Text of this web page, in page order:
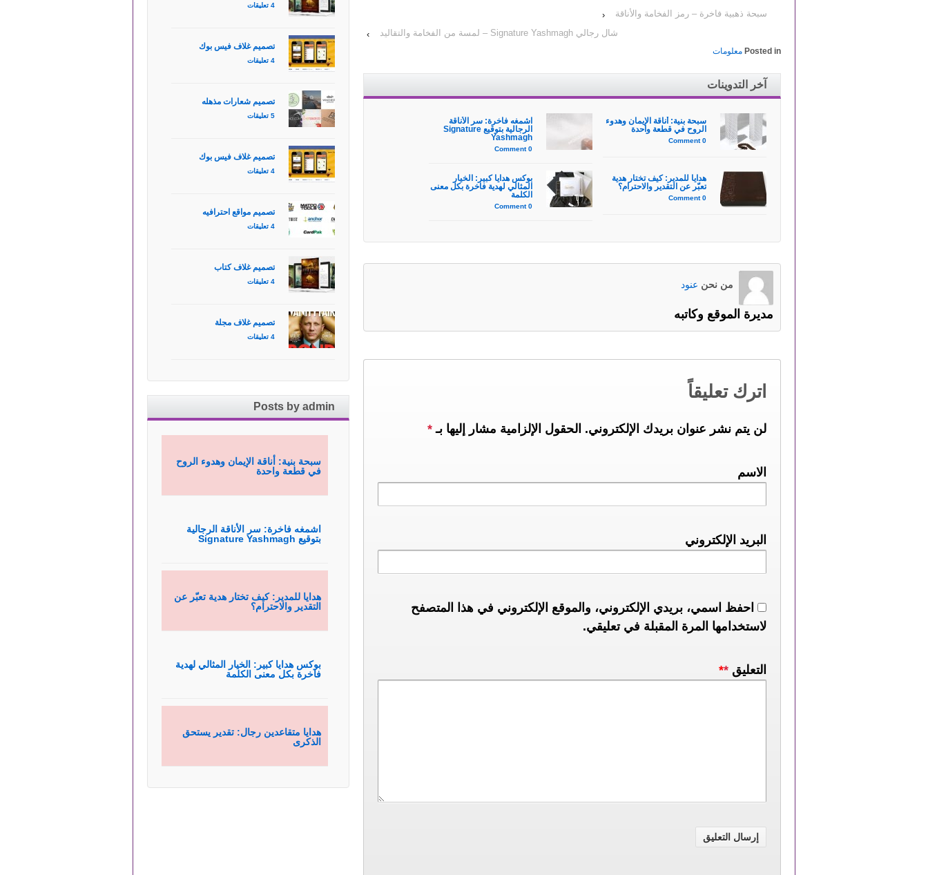
‹
سبحة ذهبية فاخرة – رمز الفخامة والأناقة
شال رجالي Signature Yashmagh – لمسة من الفخامة والتقاليد
›
Posted in معلومات
آخر التدوينات
سبحة بنية: أناقة الإيمان وهدوء
الروح في قطعة واحدة
0 Comment
اشمغه فاخرة: سر الأناقة
الرجالية بتوقيع Signature
Yashmagh
0 Comment
هدايا للمدير: كيف تختار هدية
تعبّر عن التقدير والاحترام؟
0 Comment
بوكس هدايا كبير: الخيار
المثالي لهدية فاخرة بكل معنى
الكلمة
0 Comment
من نحن عنود
مديرة الموقع وكاتبه
اترك تعليقاً
لن يتم نشر عنوان بريدك الإلكتروني. الحقول الإلزامية مشار إليها بـ *
الاسم
البريد الإلكتروني
احفظ اسمي، بريدي الإلكتروني، والموقع الإلكتروني في هذا المتصفح
لاستخدامها المرة المقبلة في تعليقي.
التعليق *
*
4 تعليقات
تصميم غلاف فيس بوك
4 تعليقات
تصميم شعارات مذهله
5 تعليقات
تصميم غلاف فيس بوك
4 تعليقات
تصميم مواقع احترافيه
4 تعليقات
تصميم غلاف كتاب
4 تعليقات
تصميم غلاف مجلة
4 تعليقات
Posts by admin
سبحة بنية: أناقة الإيمان وهدوء الروح
في قطعة واحدة
اشمغه فاخرة: سر الأناقة الرجالية
بتوقيع Signature Yashmagh
هدايا للمدير: كيف تختار هدية تعبّر عن
التقدير والاحترام؟
بوكس هدايا كبير: الخيار المثالي لهدية
فاخرة بكل معنى الكلمة
هدايا متقاعدين رجال: تقدير يستحق
الذكرى